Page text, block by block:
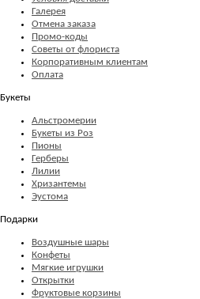
Галерея
Отмена заказа
Промо-коды
Советы от флориста
Корпоративным клиентам
Оплата
Букеты
Альстромерии
Букеты из Роз
Пионы
Герберы
Лилии
Хризантемы
Эустома
Подарки
Воздушные шары
Конфеты
Мягкие игрушки
Открытки
Фруктовые корзины